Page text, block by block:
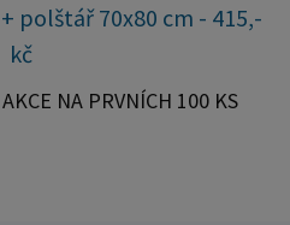
polštář 70x80 cm - 415,-
kč
NA PRVNÍCH 100 KS